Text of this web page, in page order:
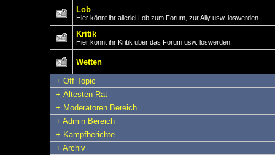
Lob
Hier könnt ihr allerlei Lob zum Forum, zur Ally usw. loswerden.
Kritik
Hier könnt ihr Kritik über das Forum usw. loswerden.
Wetten
+ Off Topic
+ Ältesten Rat
+ Moderatoren Bereich
+ Admin Bereich
+ Kampfberichte
+ Archiv